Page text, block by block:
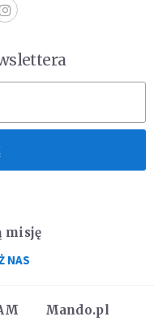
Mando.pl
misję
NAS